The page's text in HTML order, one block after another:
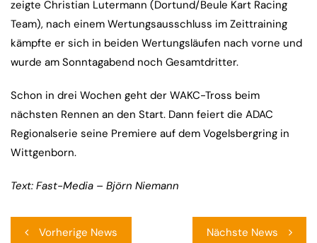
zeigte Christian Lutermann (Dortund/Beule Kart Racing
Team), nach einem Wertungsausschluss im Zeittraining
kämpfte er sich in beiden Wertungsläufen nach vorne und
wurde am Sonntagabend noch Gesamtdritter.
Schon in drei Wochen geht der WAKC-Tross beim
nächsten Rennen an den Start. Dann feiert die ADAC
Regionalserie seine Premiere auf dem Vogelsbergring in
Wittgenborn.
Text: Fast-Media – Björn Niemann
Vorherige News Nächste News